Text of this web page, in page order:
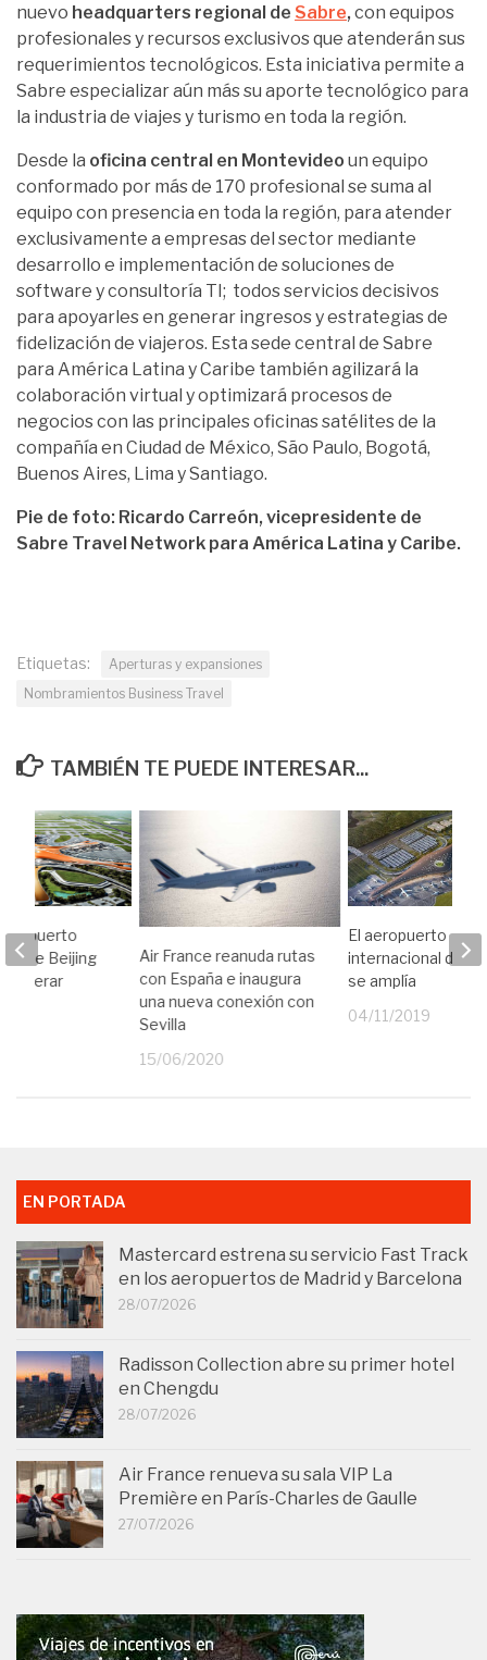
nuevo headquarters regional de Sabre, con equipos
profesionales y recursos exclusivos que atenderán sus
requerimientos tecnológicos. Esta iniciativa permite a
Sabre especializar aún más su aporte tecnológico para
la industria de viajes y turismo en toda la región.
Desde la oficina central en Montevideo un equipo
conformado por más de 170 profesional se suma al
equipo con presencia en toda la región, para atender
exclusivamente a empresas del sector mediante
desarrollo e implementación de soluciones de
software y consultoría TI; todos servicios decisivos
para apoyarles en generar ingresos y estrategias de
fidelización de viajeros. Esta sede central de Sabre
para América Latina y Caribe también agilizará la
colaboración virtual y optimizará procesos de
negocios con las principales oficinas satélites de la
compañía en Ciudad de México, São Paulo, Bogotá,
Buenos Aires, Lima y Santiago.
Pie de foto: Ricardo Carreón, vicepresidente de
Sabre Travel Network para América Latina y Caribe.
Etiquetas:
Aperturas y expansiones
Nombramientos Business Travel
TAMBIÉN TE PUEDE INTERESAR...
Air France reanuda rutas
con España e inaugura
una nueva conexión con
Sevilla
15/06/2020
El aeropuerto
internacional de
se amplía
04/11/2019
de Beijing
operar
EN PORTADA
Mastercard estrena su servicio Fast Track
en los aeropuertos de Madrid y Barcelona
28/07/2026
Radisson Collection abre su primer hotel
en Chengdu
28/07/2026
Air France renueva su sala VIP La
Première en París-Charles de Gaulle
27/07/2026